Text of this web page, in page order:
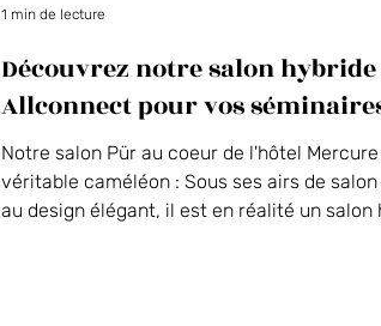
La Guinguette du Séquoia MICE
Découvrez notre salon hybride
Allconnect pour vos
Notre salon Pür au coeur de l'hôtel
véritable caméléon : Sous ses airs de
au design élégant, il est en réalité un salon
1 min de lecture